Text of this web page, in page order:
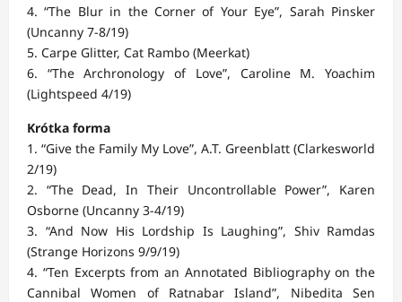
4. “The Blur in the Corner of Your Eye”, Sarah Pinsker
(Uncanny 7-8/19)
5. Carpe Glitter, Cat Rambo (Meerkat)
6. “The Archronology of Love”, Caroline M. Yoachim
(Lightspeed 4/19)
Krótka forma
1. “Give the Family My Love”, A.T. Greenblatt (Clarkesworld
2/19)
2. “The Dead, In Their Uncontrollable Power”, Karen
Osborne (Uncanny 3-4/19)
3. “And Now His Lordship Is Laughing”, Shiv Ramdas
(Strange Horizons 9/9/19)
4. “Ten Excerpts from an Annotated Bibliography on the
Cannibal Women of Ratnabar Island”, Nibedita Sen